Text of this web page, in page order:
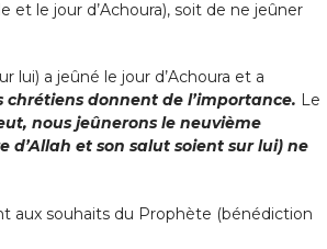
et le jour d’Achoura), soit de ne jeûner
lui) a jeûné le jour d’Achoura et a
chrétiens donnent de l’importance. Le
nous jeûnerons le neuvième
d’Allah et son salut soient sur lui) ne
aux souhaits du Prophète (bénédiction